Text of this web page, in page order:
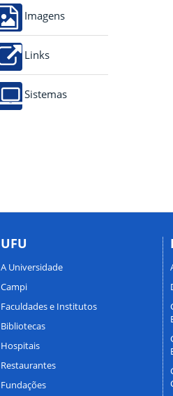
Imagens
Links
Sistemas
UFU
A Universidade
Campi
Faculdades e Institutos
Bibliotecas
Hospitais
Restaurantes
Fundações